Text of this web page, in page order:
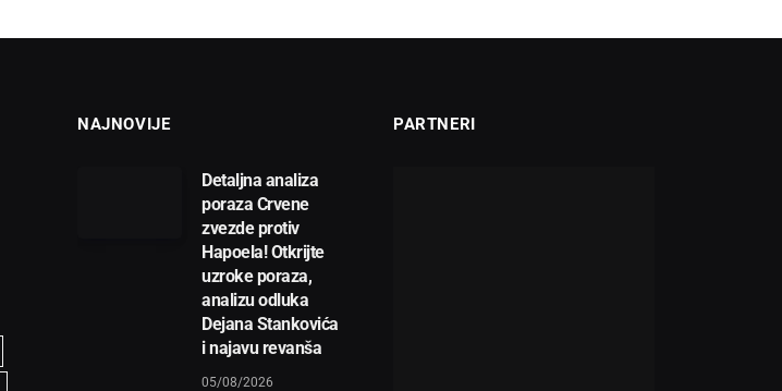
NAJNOVIJE
Detaljna analiza
poraza Crvene
zvezde protiv
Hapoela! Otkrijte
uzroke poraza,
analizu odluka
Dejana Stankovića
i najavu revanša
05/08/2026
PARTNERI